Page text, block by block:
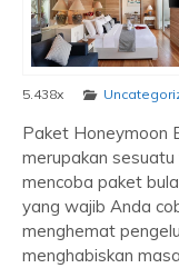
5.438x
Paket Honeymoon
merupakan sesuatu
mencoba paket
yang wajib Anda
menghemat
menghabiskan